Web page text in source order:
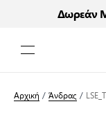
Δωρεάν
Αρχική /Άνδρας /